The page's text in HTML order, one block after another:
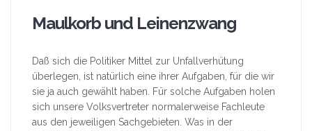
Maulkorb und Leinenzwang
Daß sich die Politiker Mittel zur Unfallverhütung
überlegen, ist natürlich eine ihrer Aufgaben, für die wir
sie ja auch gewählt haben. Für solche Aufgaben holen
sich unsere Volksvertreter normalerweise Fachleute
aus den jeweiligen Sachgebieten. Was in der